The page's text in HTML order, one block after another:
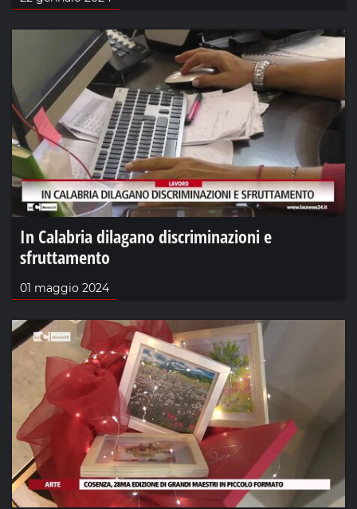
In Calabria dilagano discriminazioni e
sfruttamento
01 maggio 2024